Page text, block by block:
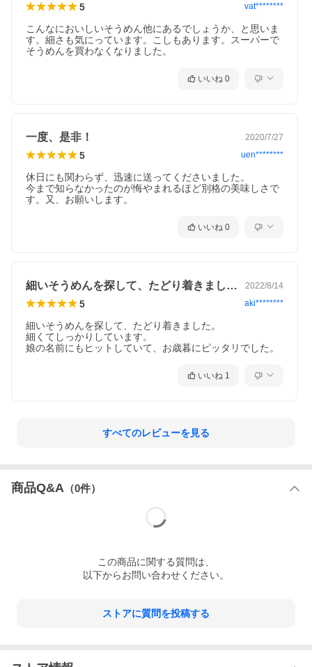
5 vat********
こんなにおいしいそうめん他にあるでしょうか、と思いま
す。細さも気にっています。こしもあります。スーパーで
そうめんを買わなくなりました。
いいね 0
一度、是非！ 2020/7/27
5 uen********
休日にも関わらず、迅速に送ってくださいました。
今まで知らなかったのが悔やまれるほど別格の美味しさで
す。又、お願いします。
いいね 0
細いそうめんを探して、たどり着きました… 2022/8/14
5 aki********
細いそうめんを探して、たどり着きました。
細くてしっかりしています。
娘の名前にもヒットしていて、お歳暮にピッタリでした。
いいね 1
すべてのレビューを見る
商品Q&A （0件）
この商品に関する質問は、
以下からお問い合わせください。
ストアに質問を投稿する